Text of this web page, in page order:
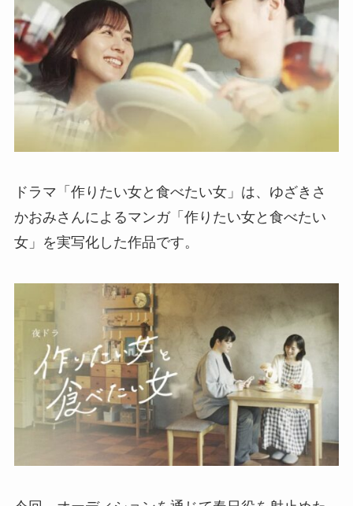
ドラマ「作りたい女と食べたい女」は、ゆざきさ
かおみさんによるマンガ「作りたい女と食べたい
女」を実写化した作品です。